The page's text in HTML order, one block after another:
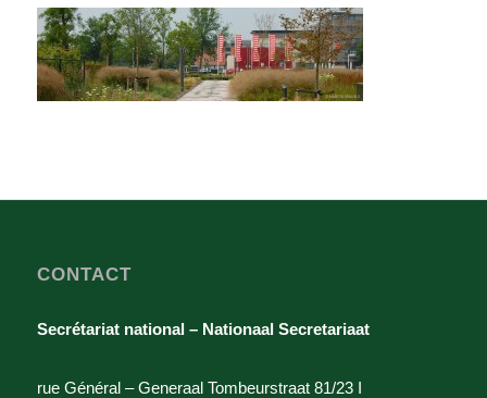
CONTACT
Secrétariat national – Nationaal Secretariaat
rue Général – Generaal Tombeurstraat 81/23 I